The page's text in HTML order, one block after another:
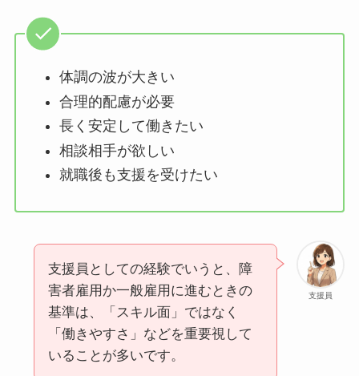
体調の波が大きい
合理的配慮が必要
長く安定して働きたい
相談相手が欲しい
就職後も支援を受けたい
支援員
支援員としての経験でいうと、障
害者雇用か一般雇用に進むときの
基準は、「スキル面」ではなく
「働きやすさ」などを重要視して
いることが多いです。